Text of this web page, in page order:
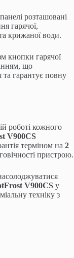
розташовані
гарячої,
крижаної води.
кнопки гарячої
що
гарантує повну
роботі кожного
V900CS
терміном на 2
пристрою.
V900CS у
техніку з